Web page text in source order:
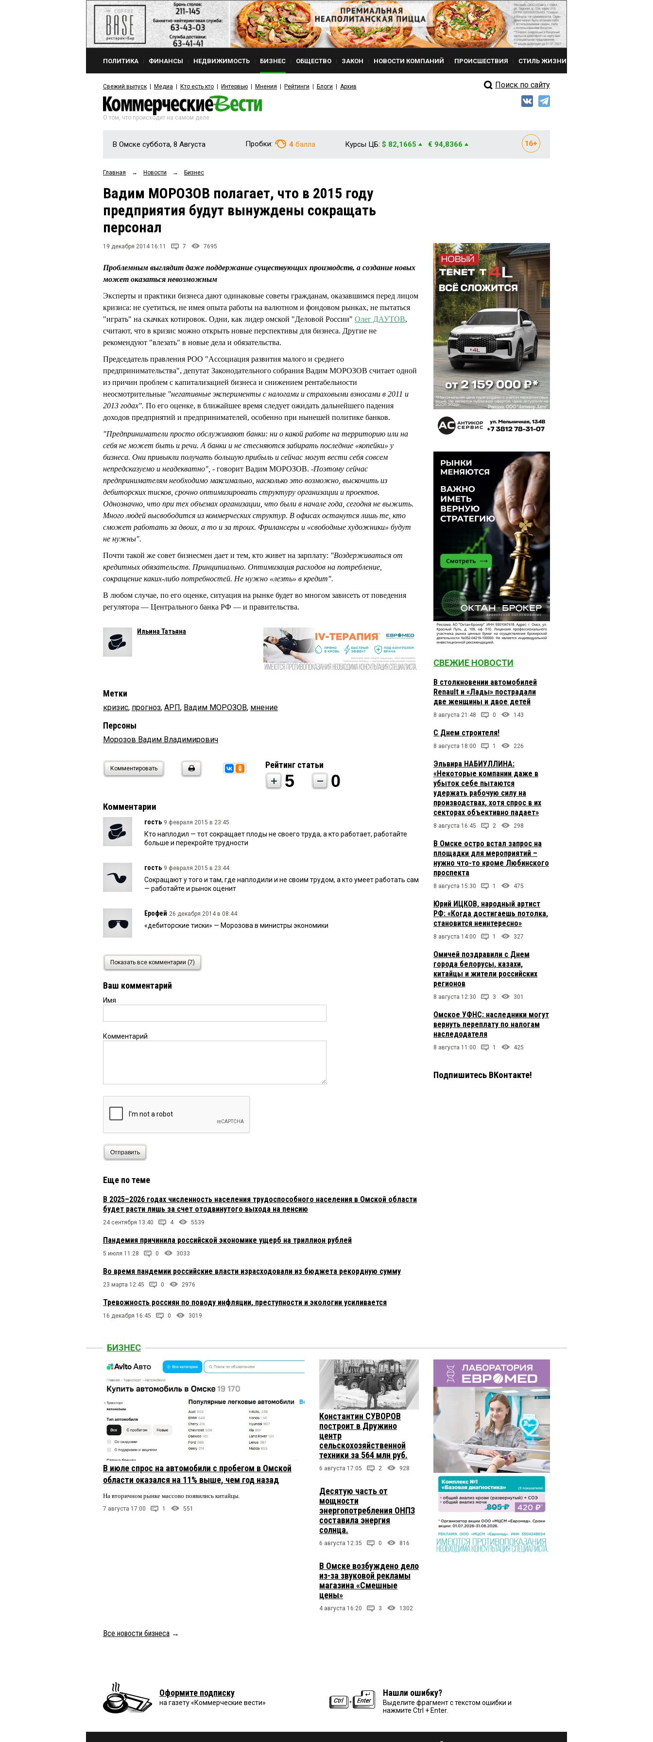
ПОЛИТИКА ФИНАНСЫ НЕДВИЖИМОСТЬ БИЗНЕС ОБЩЕСТВО ЗАКОН НОВОСТИ КОМПАНИЙ ПРОИСШЕСТВИЯ СТИЛЬ ЖИЗНИ
Свежий выпуск Медиа Кто есть кто Интервью Мнения Рейтинги Блоги Архив Поиск по сайту
О том, что происходит на самом деле
В Омске суббота, 8 Августа Пробки: 4 балла Курсы ЦБ: $ 82,1665 € 94,8366
Главная → Новости → Бизнес
Вадим МОРОЗОВ полагает, что в 2015 году
предприятия будут вынуждены сокращать
персонал
19 декабря 2014 16:11 7 7695
Проблемным выглядит даже поддержание существующих производств, а создание новых
может оказаться невозможным
Эксперты и практики бизнеса дают одинаковые советы гражданам, оказавшимся перед лицом
кризиса: не суетиться, не имея опыта работы на валютном и фондовом рынках, не пытаться
"играть" на скачках котировок. Одни, как лидер омской "Деловой России" Олег ДАУТОВ,
считают, что в кризис можно открыть новые перспективы для бизнеса. Другие не
рекомендуют "влезать" в новые дела и обязательства.
Председатель правления РОО "Ассоциация развития малого и среднего
предпринимательства", депутат Законодательного собрания Вадим МОРОЗОВ считает одной
из причин проблем с капитализацией бизнеса и снижением рентабельности
неосмотрительные "негативные эксперименты с налогами и страховыми взносами в 2011 и
2013 годах". По его оценке, в ближайшее время следует ожидать дальнейшего падения
доходов предприятий и предпринимателей, особенно при нынешей политике банков.
"Предприниматели просто обслуживают банки: ни о какой работе на территорию или на
себя не может быть и речи. А банки и не стесняются забирать последние «копейки» у
бизнеса. Они привыкли получать большую прибыль и сейчас могут вести себя совсем
непредсказуемо и неадекватно", - говорит Вадим МОРОЗОВ. -Поэтому сейчас
предпринимателям необходимо максимально, насколько это возможно, выскочить из
дебиторских тисков, срочно оптимизировать структуру организации и проектов.
Однозначно, что при тех объемах организации, что были в начале года, сегодня не выжить.
Много людей высвободится из коммерческих структур. В офисах останутся лишь те, кто
сможет работать за двоих, а то и за троих. Фрилансеры и «свободные художники» будут
не нужны".
Почти такой же совет бизнесмен дает и тем, кто живет на зарплату: "Воздерживаться от
кредитных обязательств. Принципиально. Оптимизация расходов на потребление,
сокращение каких-либо потребностей. Не нужно «лезть» в кредит".
В любом случае, по его оценке, ситуация на рынке будет во многом зависеть от поведения
регулятора — Центрального банка РФ — и правительства.
Ильина Татьяна
Метки
кризис, прогноз, АРП, Вадим МОРОЗОВ, мнение
Персоны
Морозов Вадим Владимирович
Комментировать Рейтинг статьи
5 0
Комментарии
гость 9 февраля 2015 в 23:45:
Кто наплодил — тот сокращает плоды не своего труда, а кто работает, работайте
больше и перекройте трудности
гость 9 февраля 2015 в 23:44:
Сокращают у того и там, где наплодили и не своим трудом, а кто умеет работать сам
— работайте и рынок оценит
Ерофей 26 декабря 2014 в 08:44:
«дебиторские тиски» — Морозова в министры экономики
Писатель 22 декабря 2014 в 16:36:
Это тот Морозов, который за счет областного бюджета финансирует свою лавочку
по дикоросам. Который без бюджетных денег — ноль без палки.
Читатель 22 декабря 2014 в 15:40:
бюджете взял на дикороссы.
Все таки В.Морозов чувствуется, что руководит обществом предпринимателей и в
курсе текущей обстановки, в материале коротко и емко предложены общие анти
кризисные меры.. Уважение.
Показать все комментарии (7)
Ваш комментарий
Имя
Комментарий
Отправить
Еще по теме
В 2025–2026 годах численность населения трудоспособного населения в Омской области
будет расти лишь за счет отодвинутого выхода на пенсию
24 сентября 13:40 4 5539
Пандемия причинила российской экономике ущерб на триллион рублей
5 июля 11:28 0 3033
Во время пандемии российские власти израсходовали из бюджета рекордную сумму
23 марта 12:45 0 2976
Тревожность россиян по поводу инфляции, преступности и экологии усиливается
16 декабря 16:45 0 3019
СВЕЖИЕ НОВОСТИ
В столкновении автомобилей
Renault и «Лады» пострадали
две женщины и двое детей
8 августа 21:48 0 143
С Днем строителя!
8 августа 18:00 1 226
Эльвира НАБИУЛЛИНА:
«Некоторые компании даже в
убыток себе пытаются
удержать рабочую силу на
производствах, хотя спрос в их
секторах объективно падает»
8 августа 16:45 2 298
В Омске остро встал запрос на
площадки для мероприятий –
нужно что-то кроме Любинского
проспекта
8 августа 15:30 1 475
Юрий ИЦКОВ, народный артист
РФ: «Когда достигаешь потолка,
становится неинтересно»
8 августа 14:00 1 327
Омичей поздравили с Днем
города белорусы, казахи,
китайцы и жители российских
регионов
8 августа 12:30 3 301
Омское УФНС: наследники могут
вернуть переплату по налогам
наследодателя
8 августа 11:00 1 425
Подпишитесь ВКонтакте!
БИЗНЕС
В июле спрос на автомобили с пробегом в Омской
области оказался на 11% выше, чем год назад
На вторичном рынке массово появились китайцы.
7 августа 17:00 1 551
Константин СУВОРОВ
построит в Дружино
центр
сельскохозяйственной
техники за 564 млн руб.
6 августа 17:05 2 928
Десятую часть от
мощности
энергопотребления ОНПЗ
составила энергия
солнца.
6 августа 12:35 0 816
В Омске возбуждено дело
из-за звуковой рекламы
магазина «Смешные
цены»
4 августа 16:20 3 1302
Все новости бизнеса →
Оформите подписку
на газету «Коммерческие вести»
Нашли ошибку?
Выделите фрагмент с текстом ошибки и
нажмите Ctrl + Enter.